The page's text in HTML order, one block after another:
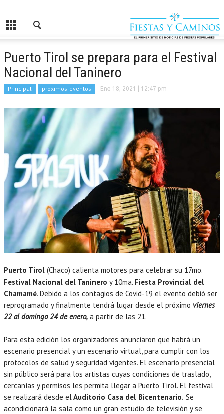
Puerto Tirol se prepara para el Festival
Nacional del Taninero
Principal proximos-eventos Ene 18, 2021 | 12:47 pm
Puerto Tirol (Chaco) calienta motores para celebrar su 17mo.
Festival Nacional del Taninero y 10ma. Fiesta Provincial del
Chamamé. Debido a los contagios de Covid-19 el evento debió ser
reprogramado y finalmente tendrá lugar desde el próximo viernes
22 al domingo 24 de enero, a partir de las 21.
Para esta edición los organizadores anunciaron que habrá un
escenario presencial y un escenario virtual, para cumplir con los
protocolos de salud y seguridad vigentes. El escenario presencial
sin público será para los artistas cuyas condiciones de traslado,
cercanías y permisos les permita llegar a Puerto Tirol. El festival
se realizará desde el Auditorio Casa del Bicentenario. Se
acondicionará la sala como un gran estudio de televisión y se